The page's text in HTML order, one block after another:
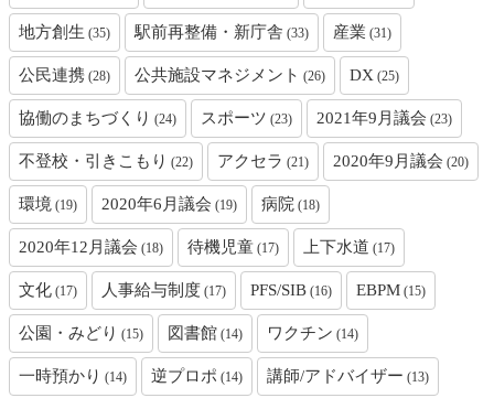
地方創生 (35) 駅前再整備・新庁舎 (33) 産業 (31)
公民連携 (28) 公共施設マネジメント (26) DX (25)
協働のまちづくり (24) スポーツ (23) 2021年9月議会 (23)
不登校・引きこもり (22) アクセラ (21) 2020年9月議会 (20)
環境 (19) 2020年6月議会 (19) 病院 (18)
2020年12月議会 (18) 待機児童 (17) 上下水道 (17)
文化 (17) 人事給与制度 (17) PFS/SIB (16) EBPM (15)
公園・みどり (15) 図書館 (14) ワクチン (14)
一時預かり (14) 逆プロポ (14) 講師/アドバイザー (13)